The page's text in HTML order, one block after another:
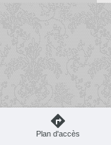
Plan d'accès